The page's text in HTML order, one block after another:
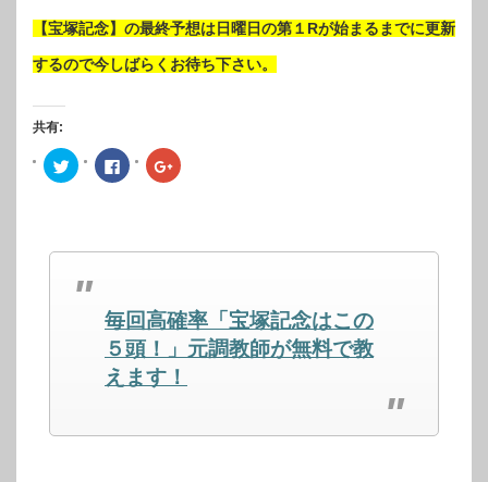
【宝塚記念】の最終予想は日曜日の第１Rが始まるまでに更新
するので今しばらくお待ち下さい。
共有:
ク
リ
で
有
(新
ま
Facebook
で
は
し
て
く
だ
さ
い
ウ
ク
リ
で
い
ウ
ィ
ン
ド
ウ
ま
毎回高確率「宝塚記念はこの
５頭！」元調教師が無料で教
えます！